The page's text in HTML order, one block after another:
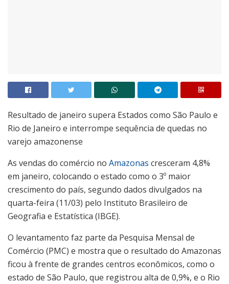
Resultado de janeiro supera Estados como São Paulo e
Rio de Janeiro e interrompe sequência de quedas no
varejo amazonense
As vendas do comércio no Amazonas cresceram 4,8%
em janeiro, colocando o estado como o 3º maior
crescimento do país, segundo dados divulgados na
quarta-feira (11/03) pelo Instituto Brasileiro de
Geografia e Estatística (IBGE).
O levantamento faz parte da Pesquisa Mensal de
Comércio (PMC) e mostra que o resultado do Amazonas
ficou à frente de grandes centros econômicos, como o
estado de São Paulo, que registrou alta de 0,9%, e o Rio